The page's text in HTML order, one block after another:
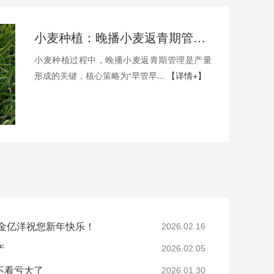
小麦种植：晚播小麦返青期管理要点
小麦种植过程中，晚播小麦返青期管理是产量
形成的关键，核心策略为“早管早...
【详情+】
洋祝您新年快乐！ 2026.02.16
2026.02.05
看亏大了 2026.01.30